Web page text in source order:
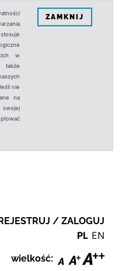
w
także
nie
na
ZAMKNIJ
/ ZALOGUJ
PL EN
wielkość: